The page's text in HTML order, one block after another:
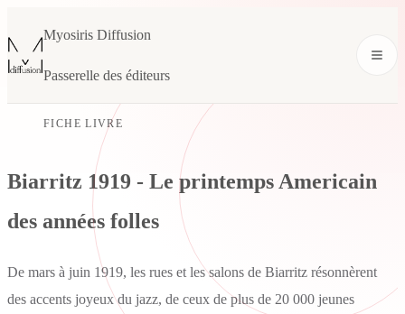
Myosiris Diffusion
Passerelle des éditeurs
FICHE LIVRE
Biarritz 1919 - Le printemps Americain
des années folles
De mars à juin 1919, les rues et les salons de Biarritz résonnèrent
des accents joyeux du jazz, de ceux de plus de 20 000 jeunes